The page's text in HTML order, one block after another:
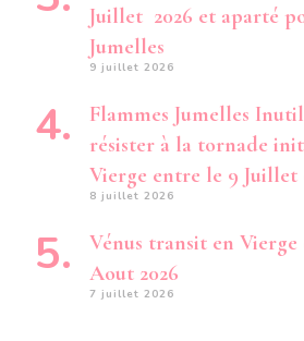
Juillet 2026 et aparté
Jumelles
9 juillet 2026
Flammes Jumelles
résister à la tornade
Vierge entre le 9 Juillet
8 juillet 2026
Vénus transit en Vierge
Aout 2026
7 juillet 2026